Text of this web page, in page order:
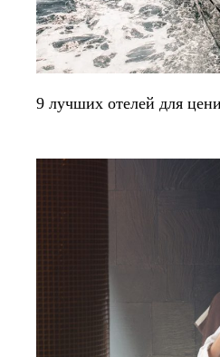
9 лучших отелей для